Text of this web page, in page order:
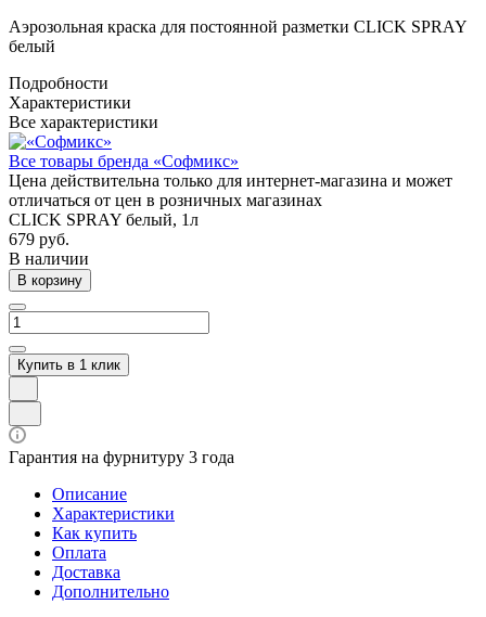
Аэрозольная краска для постоянной разметки CLICK SPRAY
белый
Подробности
Характеристики
Все характеристики
Все товары бренда «Софмикс»
Цена действительна только для интернет-магазина и может
отличаться от цен в розничных магазинах
CLICK SPRAY белый, 1л
679 руб.
В наличии
В корзину
Купить в 1 клик
Гарантия на фурнитуру 3 года
Описание
Характеристики
Как купить
Оплата
Доставка
Дополнительно